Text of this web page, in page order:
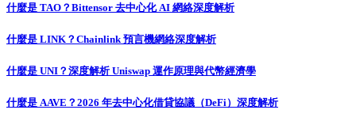
什麼是 TAO？Bittensor 去中心化 AI 網絡深度解析
什麼是 LINK？Chainlink 預言機網絡深度解析
什麼是 UNI？深度解析 Uniswap 運作原理與代幣經濟學
什麼是 AAVE？2026 年去中心化借貸協議（DeFi）深度解析